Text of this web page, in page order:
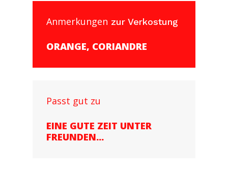
Anmerkungen zur Verkostung
ORANGE, CORIANDRE
Passt gut zu
EINE GUTE ZEIT UNTER
FREUNDEN...